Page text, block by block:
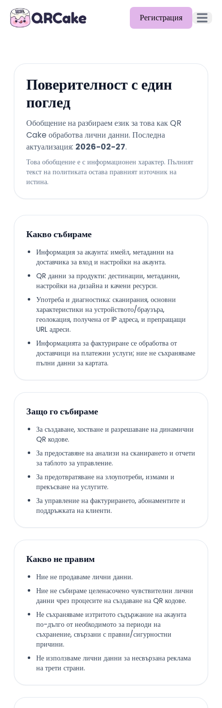
Регистрация
Цени
Блог
Документи
Помощ
API
Поверителност с един
поглед
Обобщение на разбираем език за това как QR
Cake обработва лични данни. Последна
актуализация: 2026-02-27.
Това обобщение е с информационен характер. Пълният
текст на политиката остава правният източник на
истина.
Какво събираме
Информация за акаунта: имейл, метаданни на
доставчика за вход и настройки на акаунта.
QR данни за продукти: дестинации, метаданни,
настройки на дизайна и качени ресурси.
Употреба и диагностика: сканирания, основни
характеристики на устройството/браузъра,
геолокация, получена от IP адреса, и препращащи
URL адреси.
Информацията за фактуриране се обработва от
доставчици на платежни услуги; ние не съхраняваме
пълни данни за картата.
Защо го събираме
За създаване, хостване и разрешаване на динамични
QR кодове.
За предоставяне на анализи на сканирането и отчети
за таблото за управление.
За предотвратяване на злоупотреби, измами и
прекъсване на услугите.
За управление на фактурирането, абонаментите и
поддръжката на клиенти.
Какво не правим
Ние не продаваме лични данни.
Ние не събираме целенасочено чувствителни лични
данни чрез процесите на създаване на QR кодове.
Не съхраняваме изтритото съдържание на акаунта
по-дълго от необходимото за периоди на
съхранение, свързани с правни/сигурностни
причини.
Не използваме лични данни за несвързана реклама
на трети страни.